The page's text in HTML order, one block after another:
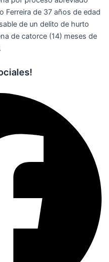
Ferreira de 37 años de edad
de un delito de hurto
de catorce (14) meses de